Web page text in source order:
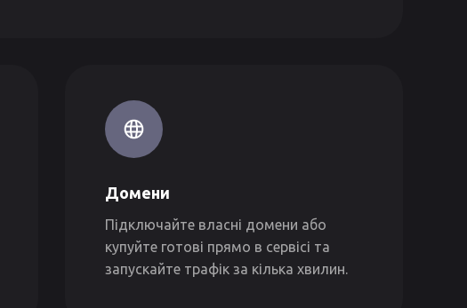
Домени
Підключайте власні домени або
купуйте готові прямо в сервісі та
запускайте трафік за кілька хвилин.